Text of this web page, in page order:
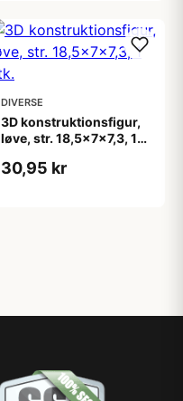
DIVERSE
3D konstruktionsfigur,
løve, str. 18,5x7x7,3, 1
30,95 kr